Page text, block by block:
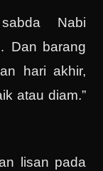
Nabi
Dan barang
hari akhir,
atau diam.”
lisan pada